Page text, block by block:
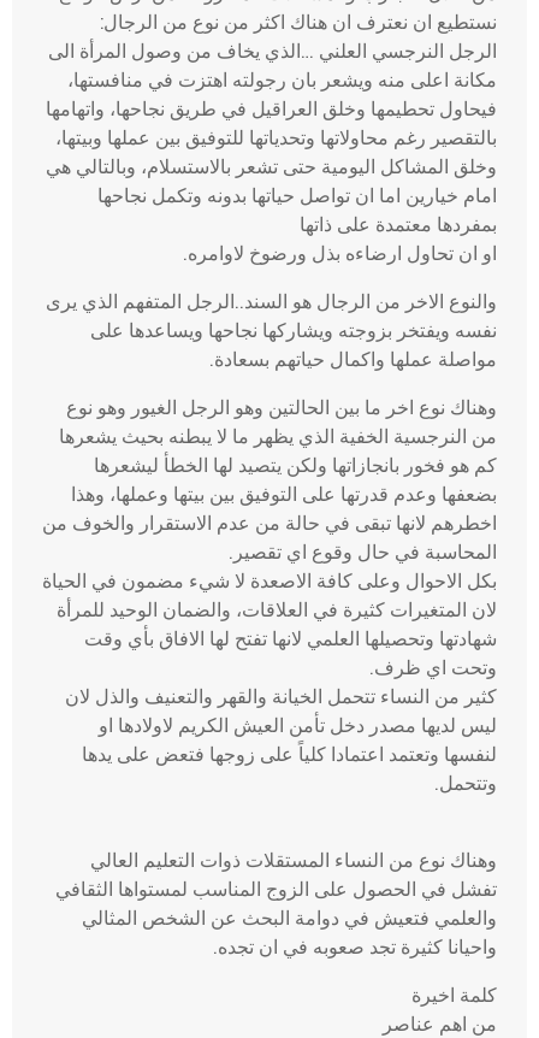
نستطيع ان نعترف ان هناك اكثر من نوع من الرجال:
الرجل النرجسي العلني …الذي يخاف من وصول المرأة الى
مكانة اعلى منه ويشعر بان رجولته اهتزت في منافستها،
فيحاول تحطيمها وخلق العراقيل في طريق نجاحها، واتهامها
بالتقصير رغم محاولاتها وتحدياتها للتوفيق بين عملها وبيتها،
وخلق المشاكل اليومية حتى تشعر بالاستسلام، وبالتالي هي
امام خيارين اما ان تواصل حياتها بدونه وتكمل نجاحها
بمفردها معتمدة على ذاتها
او ان تحاول ارضاءه بذل ورضوخ لاوامره.
والنوع الاخر من الرجال هو السند..الرجل المتفهم الذي يرى
نفسه ويفتخر بزوجته ويشاركها نجاحها ويساعدها على
مواصلة عملها واكمال حياتهم بسعادة.
وهناك نوع اخر ما بين الحالتين وهو الرجل الغيور وهو نوع
من النرجسية الخفية الذي يظهر ما لا يبطنه بحيث يشعرها
كم هو فخور بانجازاتها ولكن يتصيد لها الخطأ ليشعرها
بضعفها وعدم قدرتها على التوفيق بين بيتها وعملها، وهذا
اخطرهم لانها تبقى في حالة من عدم الاستقرار والخوف من
المحاسبة في حال وقوع اي تقصير.
بكل الاحوال وعلى كافة الاصعدة لا شيء مضمون في الحياة
لان المتغيرات كثيرة في العلاقات، والضمان الوحيد للمرأة
شهادتها وتحصيلها العلمي لانها تفتح لها الافاق بأي وقت
وتحت اي ظرف.
كثير من النساء تتحمل الخيانة والقهر والتعنيف والذل لان
ليس لديها مصدر دخل تأمن العيش الكريم لاولادها او
لنفسها وتعتمد اعتمادا كلياً على زوجها فتعض على يدها
وتتحمل.
وهناك نوع من النساء المستقلات ذوات التعليم العالي
تفشل في الحصول على الزوج المناسب لمستواها الثقافي
والعلمي فتعيش في دوامة البحث عن الشخص المثالي
واحيانا كثيرة تجد صعوبه في ان تجده.
كلمة اخيرة
من اهم عناصر